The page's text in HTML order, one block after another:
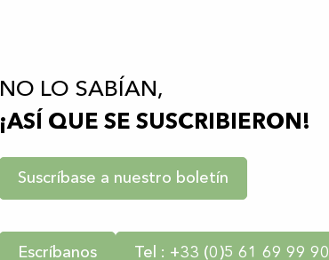
NO LO SABÍAN,
¡ASÍ QUE SE SUSCRIBIERON!
Suscríbase a nuestro boletín
Escríbanos Tel : +33 (0)5 61 69 99 90